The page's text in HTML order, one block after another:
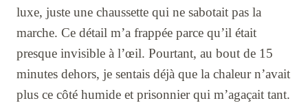
luxe, juste une chaussette qui ne sabotait pas la
marche. Ce détail m’a frappée parce qu’il était
presque invisible à l’œil. Pourtant, au bout de 15
minutes dehors, je sentais déjà que la chaleur n’avait
plus ce côté humide et prisonnier qui m’agaçait tant.